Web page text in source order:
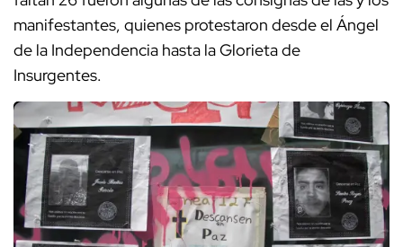
manifestantes, quienes protestaron desde el Ángel
de la Independencia hasta la Glorieta de
Insurgentes.